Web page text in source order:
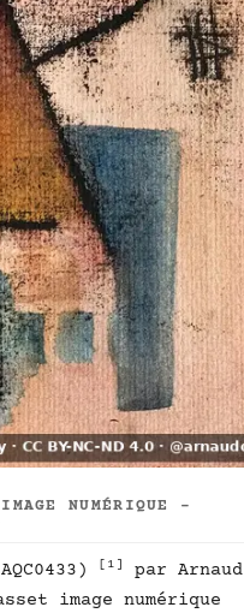
NUMÉRIQUE -
[1]
par Arnaud
image numérique